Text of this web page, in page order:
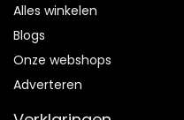
Alles winkelen
Blogs
Onze webshops
Adverteren